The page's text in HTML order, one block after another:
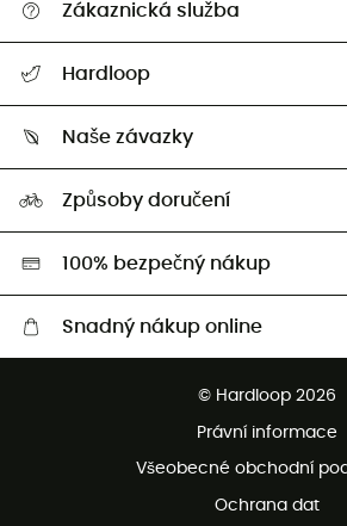
Zákaznická služba
Vrácení zboží a peněz
Hardloop
Naši Ambasadoři
Naše závazky
HardGreen
Způsoby doručení
100% bezpečný nákup
Snadný nákup online
Bezplatná zákaznická služba
© Hardloop 2026
Právní informace
Všeobecné obchodní
Ochrana dat